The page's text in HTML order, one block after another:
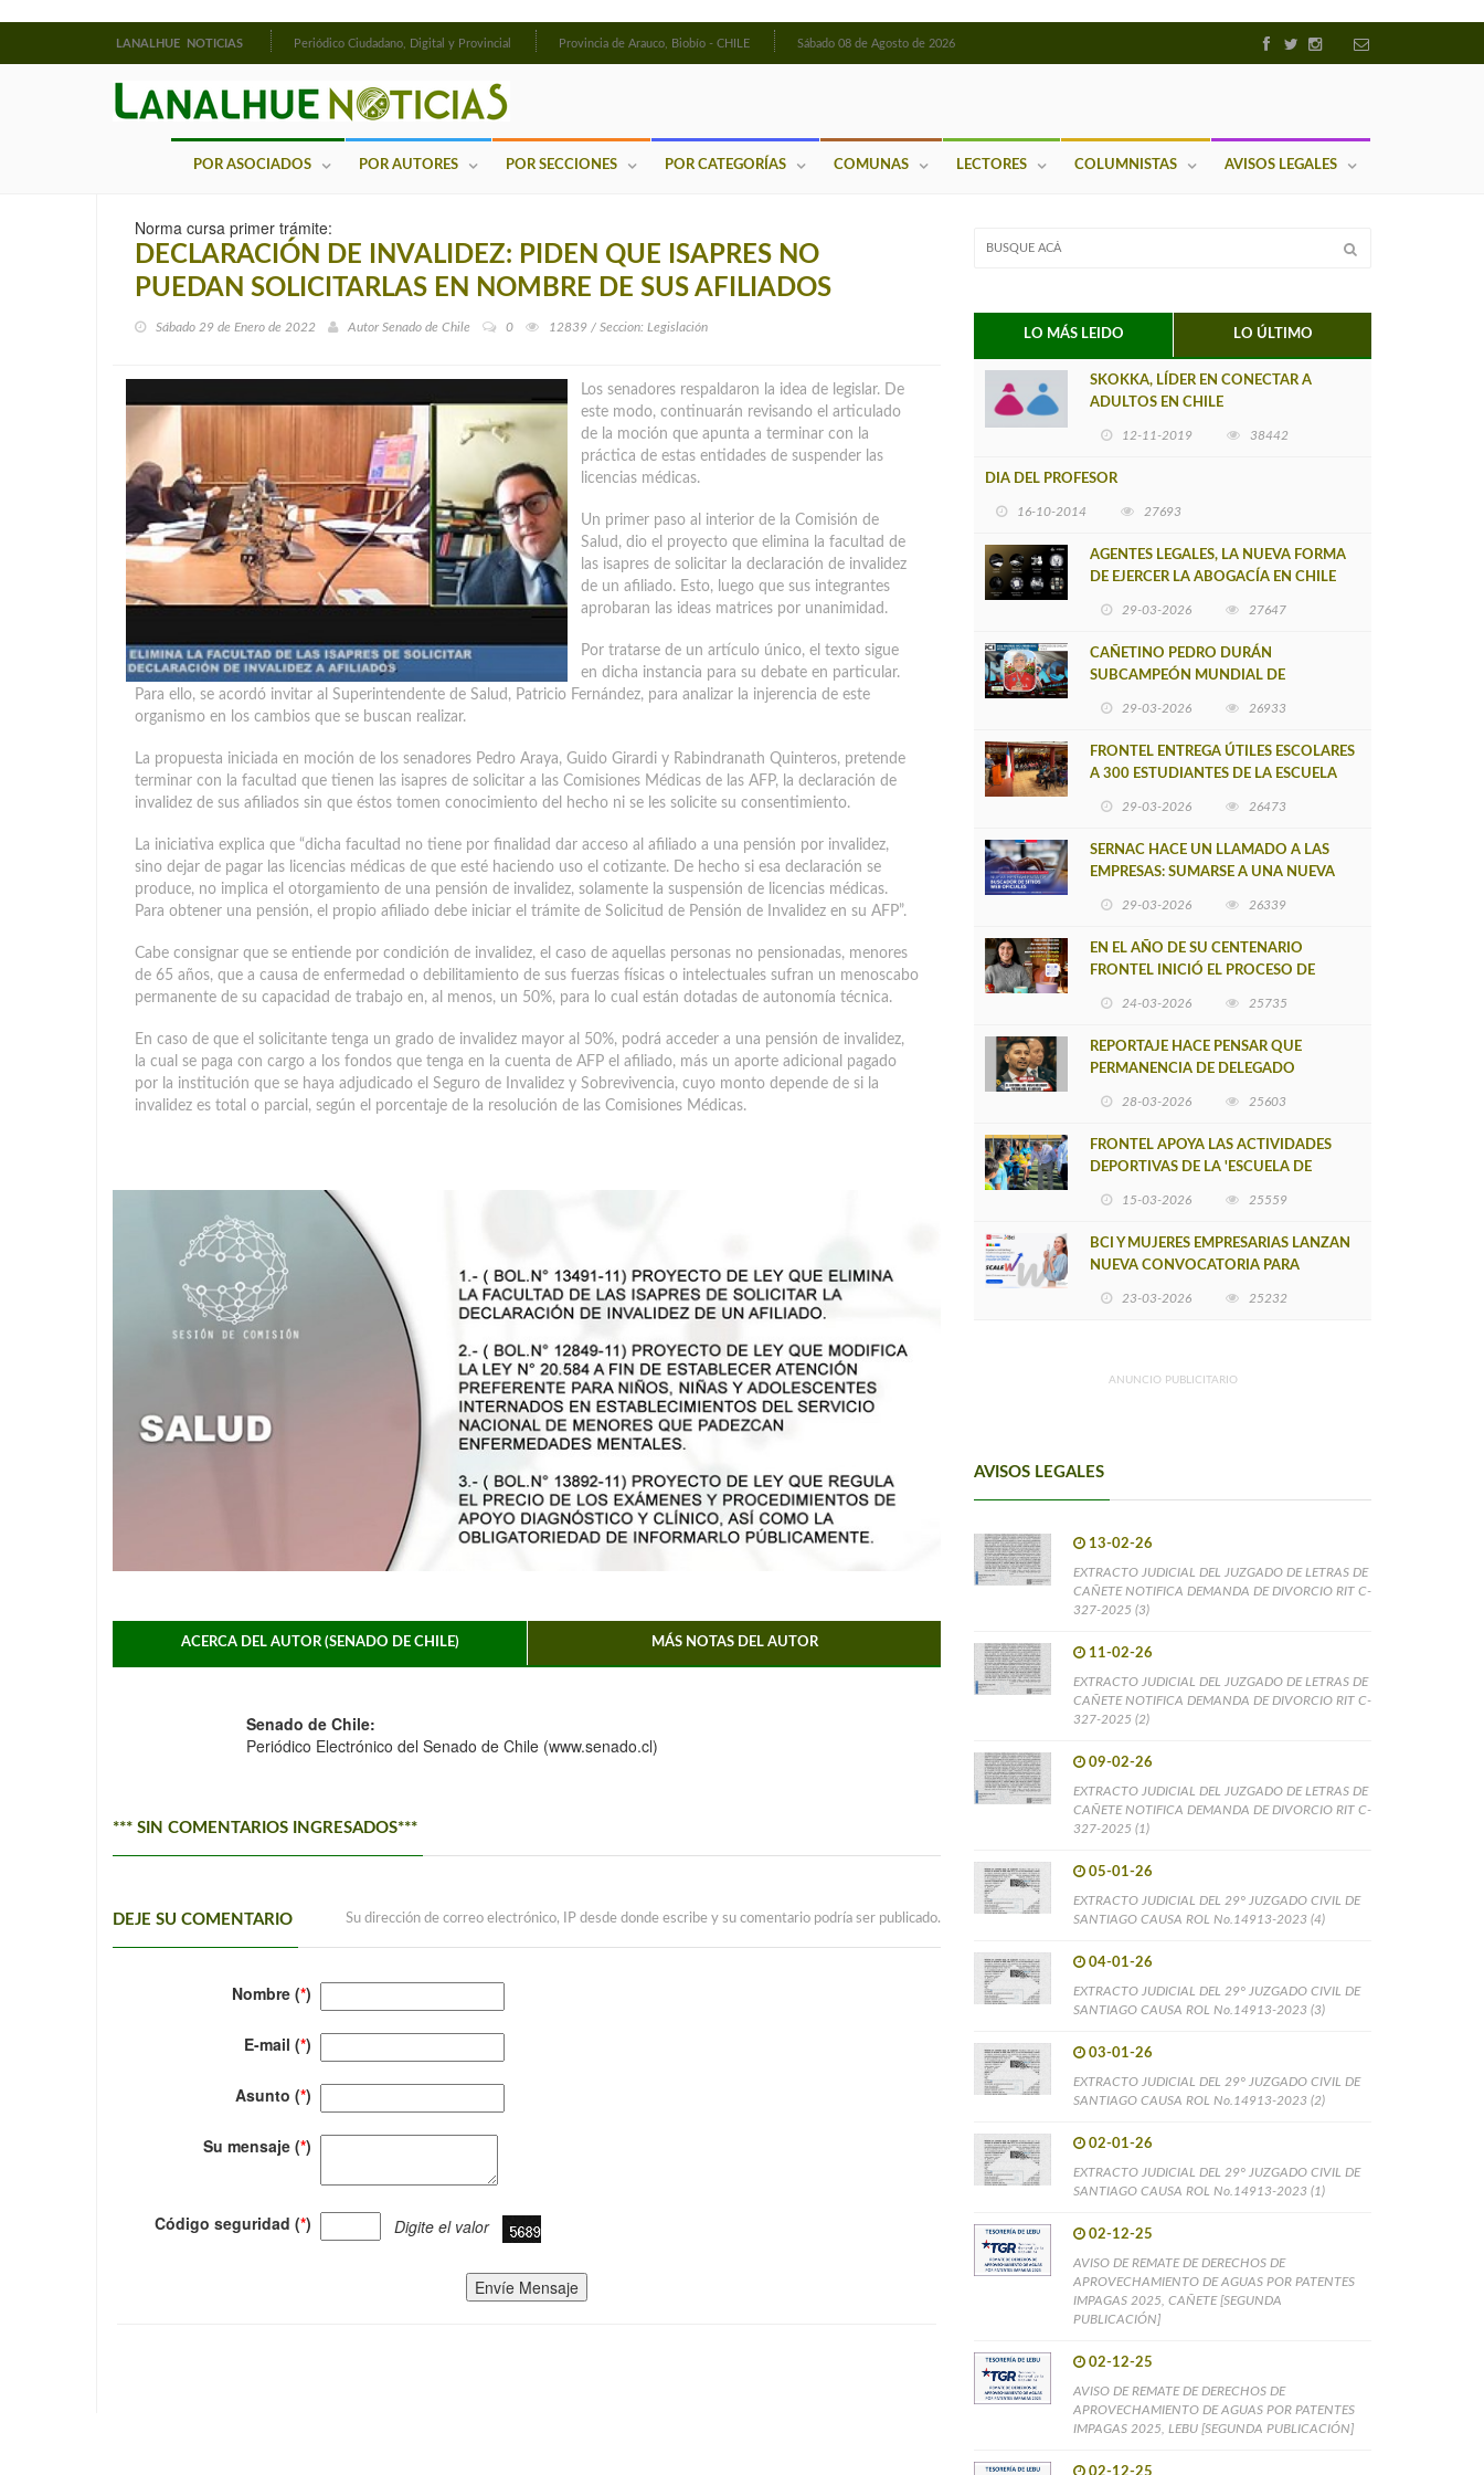
LANALHUE NOTICIAS Periódico Ciudadano, Digital y Provincial Provincia de Arauco, Biobío - CHILE Sábado 08 de Agosto de 2026
POR ASOCIADOS POR AUTORES POR SECCIONES POR CATEGORÍAS COMUNAS LECTORES COLUMNISTAS AVISOS LEGALES
Norma cursa primer trámite:
DECLARACIÓN DE INVALIDEZ: PIDEN QUE ISAPRES NO
PUEDAN SOLICITARLAS EN NOMBRE DE SUS AFILIADOS
Sábado 29 de Enero de 2022 Autor Senado de Chile 0 12839 / Seccion: Legislación
Los senadores respaldaron la idea de legislar. De
este modo, continuarán revisando el articulado
de la moción que apunta a terminar con la
práctica de estas entidades de suspender las
licencias médicas.
Un primer paso al interior de la Comisión de
Salud, dio el proyecto que elimina la facultad de
las isapres de solicitar la declaración de invalidez
de un afiliado. Esto, luego que sus integrantes
aprobaran las ideas matrices por unanimidad.
Por tratarse de un artículo único, el texto sigue
en dicha instancia para su debate en particular.
Para ello, se acordó invitar al Superintendente de Salud, Patricio Fernández, para analizar la injerencia de este
organismo en los cambios que se buscan realizar.
La propuesta iniciada en moción de los senadores Pedro Araya, Guido Girardi y Rabindranath Quinteros, pretende
terminar con la facultad que tienen las isapres de solicitar a las Comisiones Médicas de las AFP, la declaración de
invalidez de sus afiliados sin que éstos tomen conocimiento del hecho ni se les solicite su consentimiento.
La iniciativa explica que “dicha facultad no tiene por finalidad dar acceso al afiliado a una pensión por invalidez,
sino dejar de pagar las licencias médicas de que esté haciendo uso el cotizante. De hecho si esa declaración se
produce, no implica el otorgamiento de una pensión de invalidez, solamente la suspensión de licencias médicas.
Para obtener una pensión, el propio afiliado debe iniciar el trámite de Solicitud de Pensión de Invalidez en su AFP”.
Cabe consignar que se entiende por condición de invalidez, el caso de aquellas personas no pensionadas, menores
de 65 años, que a causa de enfermedad o debilitamiento de sus fuerzas físicas o intelectuales sufran un menoscabo
permanente de su capacidad de trabajo en, al menos, un 50%, para lo cual están dotadas de autonomía técnica.
En caso de que el solicitante tenga un grado de invalidez mayor al 50%, podrá acceder a una pensión de invalidez,
la cual se paga con cargo a los fondos que tenga en la cuenta de AFP el afiliado, más un aporte adicional pagado
por la institución que se haya adjudicado el Seguro de Invalidez y Sobrevivencia, cuyo monto depende de si la
invalidez es total o parcial, según el porcentaje de la resolución de las Comisiones Médicas.
ACERCA DEL AUTOR (SENADO DE CHILE) MÁS NOTAS DEL AUTOR
Senado de Chile:
Periódico Electrónico del Senado de Chile (www.senado.cl)
*** SIN COMENTARIOS INGRESADOS***
DEJE SU COMENTARIO Su dirección de correo electrónico, IP desde donde escribe y su comentario podría ser publicado.
Nombre (*)
E-mail (*)
Asunto (*)
Su mensaje (*)
Código seguridad (*) Digite el valor
Envíe Mensaje
LO MÁS LEIDO LO ÚLTIMO
SKOKKA, LÍDER EN CONECTAR A
ADULTOS EN CHILE
12-11-2019 38442
DIA DEL PROFESOR
16-10-2014 27693
AGENTES LEGALES, LA NUEVA FORMA
DE EJERCER LA ABOGACÍA EN CHILE
29-03-2026 27647
CAÑETINO PEDRO DURÁN
SUBCAMPEÓN MUNDIAL DE
29-03-2026 26933
FRONTEL ENTREGA ÚTILES ESCOLARES
A 300 ESTUDIANTES DE LA ESCUELA
29-03-2026 26473
SERNAC HACE UN LLAMADO A LAS
EMPRESAS: SUMARSE A UNA NUEVA
29-03-2026 26339
EN EL AÑO DE SU CENTENARIO
FRONTEL INICIÓ EL PROCESO DE
24-03-2026 25735
REPORTAJE HACE PENSAR QUE
PERMANENCIA DE DELEGADO
28-03-2026 25603
FRONTEL APOYA LAS ACTIVIDADES
DEPORTIVAS DE LA 'ESCUELA DE
15-03-2026 25559
BCI Y MUJERES EMPRESARIAS LANZAN
NUEVA CONVOCATORIA PARA
23-03-2026 25232
ANUNCIO PUBLICITARIO
AVISOS LEGALES
13-02-26
EXTRACTO JUDICIAL DEL JUZGADO DE LETRAS DE
CAÑETE NOTIFICA DEMANDA DE DIVORCIO RIT C-
327-2025 (3)
11-02-26
EXTRACTO JUDICIAL DEL JUZGADO DE LETRAS DE
CAÑETE NOTIFICA DEMANDA DE DIVORCIO RIT C-
327-2025 (2)
09-02-26
EXTRACTO JUDICIAL DEL JUZGADO DE LETRAS DE
CAÑETE NOTIFICA DEMANDA DE DIVORCIO RIT C-
327-2025 (1)
05-01-26
EXTRACTO JUDICIAL DEL 29° JUZGADO CIVIL DE
SANTIAGO CAUSA ROL No.14913-2023 (4)
04-01-26
EXTRACTO JUDICIAL DEL 29° JUZGADO CIVIL DE
SANTIAGO CAUSA ROL No.14913-2023 (3)
03-01-26
EXTRACTO JUDICIAL DEL 29° JUZGADO CIVIL DE
SANTIAGO CAUSA ROL No.14913-2023 (2)
02-01-26
EXTRACTO JUDICIAL DEL 29° JUZGADO CIVIL DE
SANTIAGO CAUSA ROL No.14913-2023 (1)
02-12-25
AVISO DE REMATE DE DERECHOS DE
APROVECHAMIENTO DE AGUAS POR PATENTES
IMPAGAS 2025, CAÑETE [SEGUNDA
PUBLICACIÓN]
02-12-25
AVISO DE REMATE DE DERECHOS DE
APROVECHAMIENTO DE AGUAS POR PATENTES
IMPAGAS 2025, LEBU [SEGUNDA PUBLICACIÓN]